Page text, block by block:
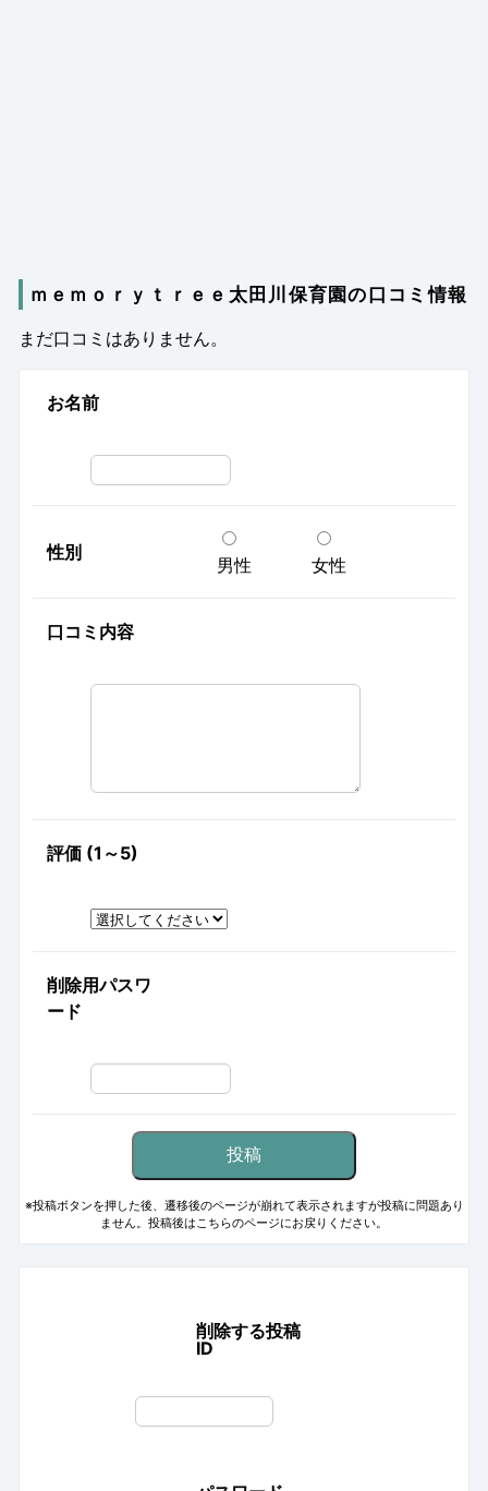
ｍｅｍｏｒｙｔｒｅｅ太田川保育園の口コミ情報
まだ口コミはありません。
お名前
性別
男性 女性
口コミ内容
評価 (1～5)
削除用パスワ
ード
※投稿ボタンを押した後、遷移後のページが崩れて表示されますが投稿に問題あり
ません。投稿後はこちらのページにお戻りください。
削除する投稿
ID